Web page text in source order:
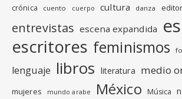
crónica cuento cuerpo cultura danza
entrevistas escena expandida
escritores feminismos
lenguaje libros literatura medio
mujeres mundo arabe México Música